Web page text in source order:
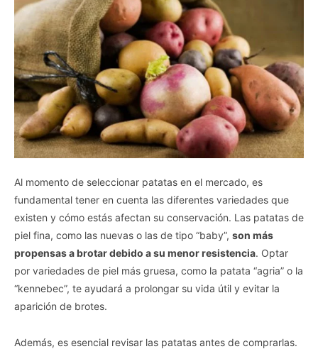
Al momento de seleccionar patatas en el mercado, es
fundamental tener en cuenta las diferentes variedades que
existen y cómo estás afectan su conservación. Las patatas de
piel fina, como las nuevas o las de tipo “baby”, son más
propensas a brotar debido a su menor resistencia. Optar
por variedades de piel más gruesa, como la patata “agria” o la
“kennebec”, te ayudará a prolongar su vida útil y evitar la
aparición de brotes.
Además, es esencial revisar las patatas antes de comprarlas.